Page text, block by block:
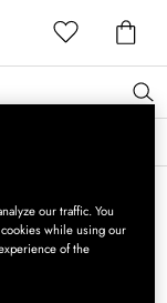
our traffic. You
while using our
of the